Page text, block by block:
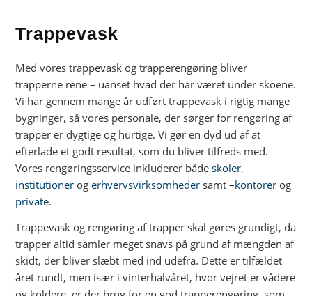
Trappevask
Med vores trappevask og trapperengøring bliver
trapperne rene – uanset hvad der har været under skoene.
Vi har gennem mange år udført trappevask i rigtig mange
bygninger, så vores personale, der sørger for rengøring af
trapper er dygtige og hurtige. Vi gør en dyd ud af at
efterlade et godt resultat, som du bliver tilfreds med.
Vores rengøringsservice inkluderer bådeskoler,
institutioner ogerhvervsvirksomheder samt –kontorer og
private.
Trappevask og rengøring af trapper skal gøres grundigt, da
trapper altid samler meget snavs på grund af mængden af
skidt, der bliver slæbt med ind udefra. Dette er tilfældet
året rundt, men især i vinterhalvåret, hvor vejret er vådere